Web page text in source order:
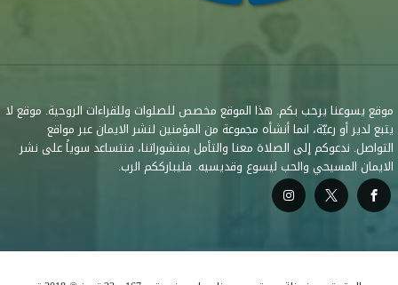
موقع يسوعنا يرحب بكم. هذا الموقع مخصص للصلوات وللقراءات الروحية. موقع لا
يتبع لدير أو رعيّة، انما أنشأه مجموعة من المؤمنين لنشر الايمان عبر مواقع
التواصل. ندعوكم إلى الصلاة معنا والتأمل بمنشوراتنا، فنتساعد سوياً على نشر
الايمان المسيحي والحب ليسوع وقديسيه. فليبارككم الرب.